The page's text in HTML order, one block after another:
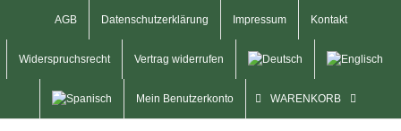
AGB Datenschutzerklärung Impressum Kontakt
Widerspruchsrecht Vertrag widerrufen
Mein Benutzerkonto WARENKORB